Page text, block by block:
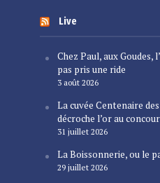
Live
Chez Paul, aux Goudes,
pas pris une ride
3 août 2026
La cuvée Centenaire
décroche l’or au
31 juillet 2026
La Boissonnerie, ou le
29 juillet 2026